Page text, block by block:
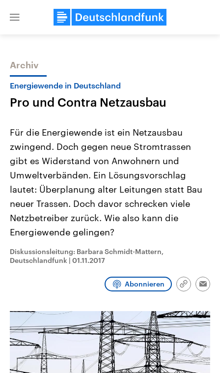
Close
Themen
Landtagswahl Sachsen-Anhalt
2026
Alle Informationen
Sachsen-Anhalt wählt am 6.
September 2026 einen neuen
Bundesland von einer Koalition aus
Umfragen, Prognosen,
und Hintergründe zu den Parteien
und Kandidaten der anstehenden
Wahl.
Aktuelle Beiträge,
Hintergründe
Wirtschaftlich und
gehören die Vereinigten
mit großem Einfluss auf
Sendungen Programm Podcasts
Archiv
Energiewende in Deutschland
Pro und Contra Netzausbau
Für die Energiewende ist ein Netzausbau
zwingend. Doch gegen neue Stromtrassen
gibt es Widerstand von Anwohnern und
Umweltverbänden. Ein Lösungsvorschlag
lautet: Überplanung alter Leitungen statt Bau
neuer Trassen. Doch davor schrecken viele
Netzbetreiber zurück. Wie also kann die
Energiewende gelingen?
Diskussionsleitung: Barbara Schmidt-Mattern,
Deutschlandfunk | 01.11.2017
Abonnieren
Link